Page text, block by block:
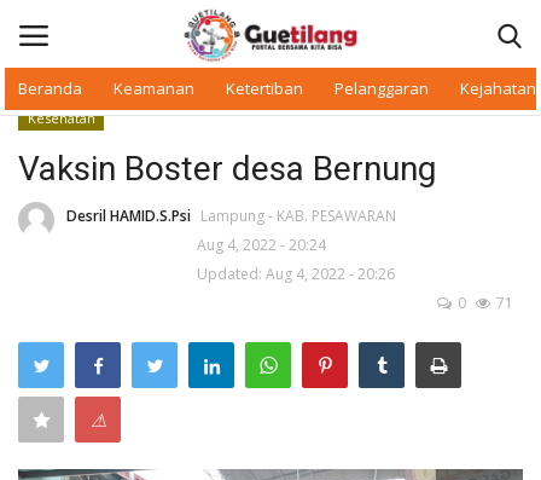
Beranda Keamanan Ketertiban Pelanggaran Kejahatan
Beranda
Makan Bergizi
Warkop Digital
Kesehatan
Vaksin Boster desa Bernung
Desril HAMID.S.Psi Lampung - KAB. PESAWARAN
Aug 4, 2022 - 20:24
Updated: Aug 4, 2022 - 20:26
0
71
⚠